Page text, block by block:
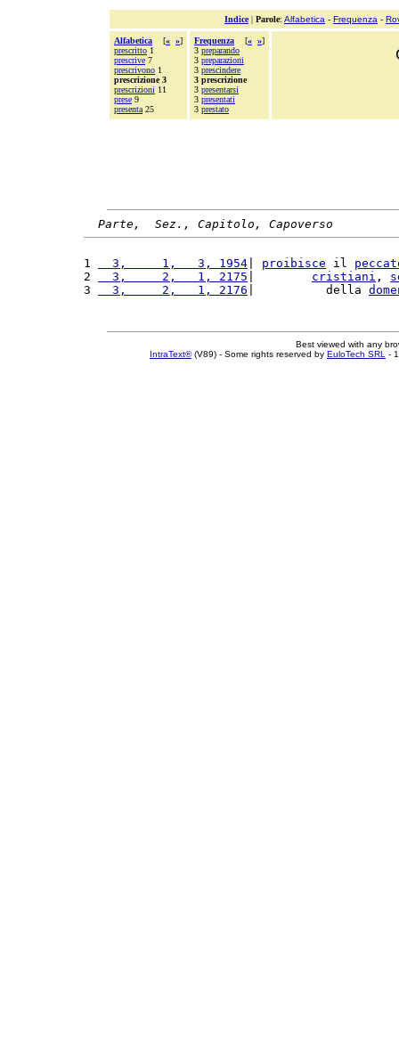
Indice| Parole: Alfabetica - Frequenza -
Alfabetica [« »]
prescritto 1
prescrive 7
prescrivono 1
prescrizione 3
prescrizioni 11
prese 9
presenta 25
Frequenza [« »]
3 preparando
3 preparazioni
3 prescindere
3 prescrizione
3 presentarsi
3 presentati
3 prestato
Parte,  Sez., Capitolo, Capoverso
1
  3,     1,   3, 1954
proibisce il
2
  3,     2,   1, 2175
cristiani ,
3
  3,     2,   1, 2176
|          della
Best viewed with any
IntraText®(V89) - Some rights reserved by EuloTech SRL -